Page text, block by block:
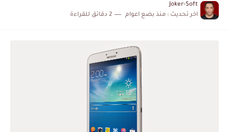
Joker-Soft
اخر تحديث : منذ بضع اعوام 2 دقائق للقراءة